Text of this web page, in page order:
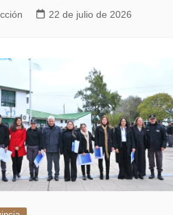
22 de julio de 2026